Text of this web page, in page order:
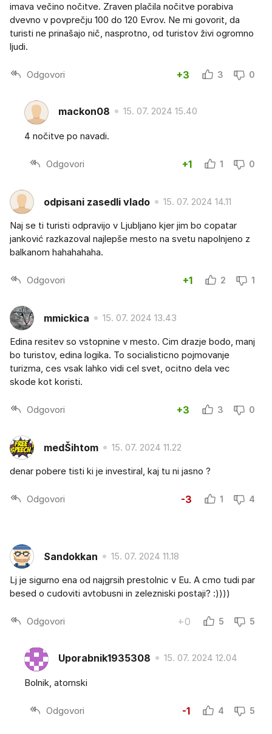
imava večino nočitve. Zraven plačila nočitve porabiva
dvevno v povprečju 100 do 120 Evrov. Ne mi govorit, da
turisti ne prinašajo nič, nasprotno, od turistov živi ogromno
ljudi.
Odgovori +3 3 0
mackon08 15. 07. 2024 15.40
4 nočitve po navadi.
Odgovori +1 1 0
odpisani zasedli vlado 15. 07. 2024 14.11
Naj se ti turisti odpravijo v Ljubljano kjer jim bo copatar
janković razkazoval najlepše mesto na svetu napolnjeno z
balkanom hahahahaha.
Odgovori +1 2 1
mmickica 15. 07. 2024 13.43
Edina resitev so vstopnine v mesto. Cim drazje bodo, manj
bo turistov, edina logika. To socialisticno pojmovanje
turizma, ces vsak lahko vidi cel svet, ocitno dela vec
skode kot koristi.
Odgovori +3 3 0
medŠihtom 15. 07. 2024 11.22
denar pobere tisti ki je investiral, kaj tu ni jasno ?
Odgovori -3 1 4
Sandokkan 15. 07. 2024 11.18
Lj je sigurno ena od najgrsih prestolnic v Eu. A cmo tudi par
besed o cudoviti avtobusni in zelezniski postaji? :))))
Odgovori +0 5 5
Uporabnik1935308 15. 07. 2024 12.04
Bolnik, atomski
Odgovori -1 4 5